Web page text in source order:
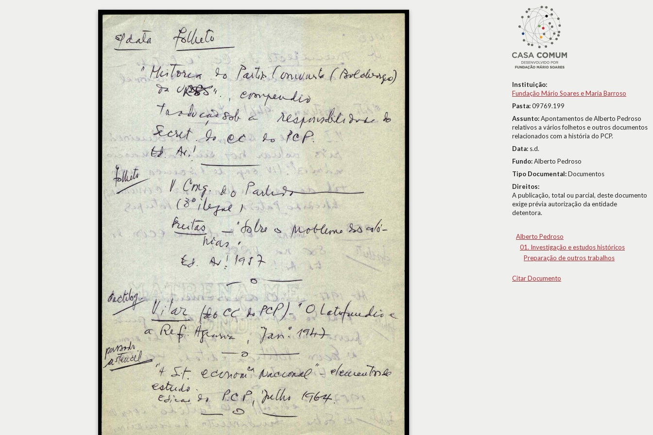
Instituição:
Fundação Mário Soares e Maria Barroso
Pasta:09769.199
Assunto:Apontamentos de Alberto Pedroso
relativos a vários folhetos e outros documentos
relacionados com a história do PCP.
Data: s.d.
Fundo:Alberto Pedroso
Tipo Documental:Documentos
Direitos:
A publicação, total ou parcial, deste documento
exige prévia autorização da entidade
detentora.
Alberto Pedroso
01. Investigação e estudos históricos
Preparação de outros trabalhos
Citar Documento